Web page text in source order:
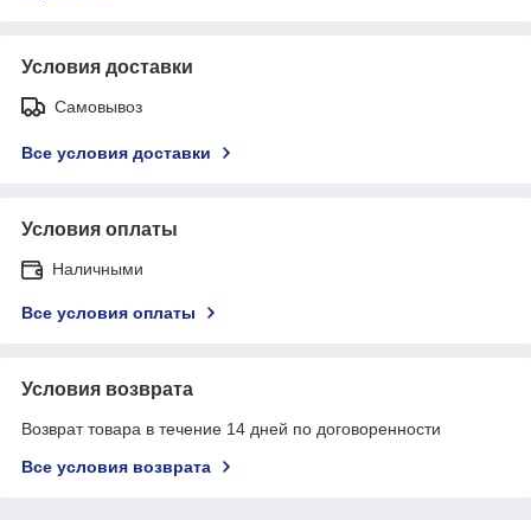
Условия доставки
Самовывоз
Все условия доставки
Условия оплаты
Наличными
Все условия оплаты
Условия возврата
Возврат товара в течение 14 дней по договоренности
Все условия возврата